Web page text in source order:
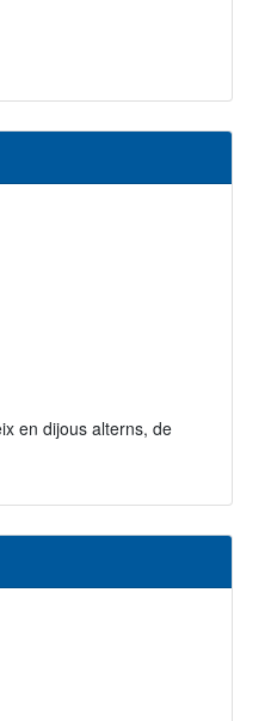
en dijous alterns, de